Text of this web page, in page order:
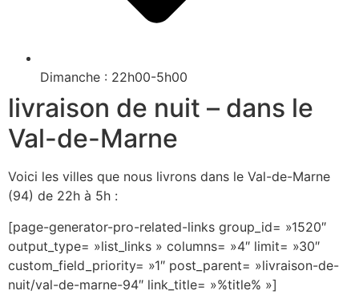
Dimanche : 22h00-5h00
livraison de nuit – dans le
Val-de-Marne
Voici les villes que nous livrons dans le Val-de-Marne
(94) de 22h à 5h :
[page-generator-pro-related-links group_id= »1520″
output_type= »list_links » columns= »4″ limit= »30″
custom_field_priority= »1″ post_parent= »livraison-de-
nuit/val-de-marne-94″ link_title= »%title% »]